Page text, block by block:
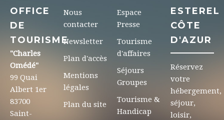
OFFICE
DE
TOURISME
"Charles
Omédé"
99 Quai
Albert 1er
83700
Saint-
Nous
contacter
Newsletter
Plan d'accès
Mentions
légales
Plan du site
Espace
Presse
Tourisme
d'affaires
Séjours
Groupes
Tourisme &
Handicap
ESTEREL
CÔTE
D'AZUR
Réservez
votre
hébergement,
séjour,
loisir,